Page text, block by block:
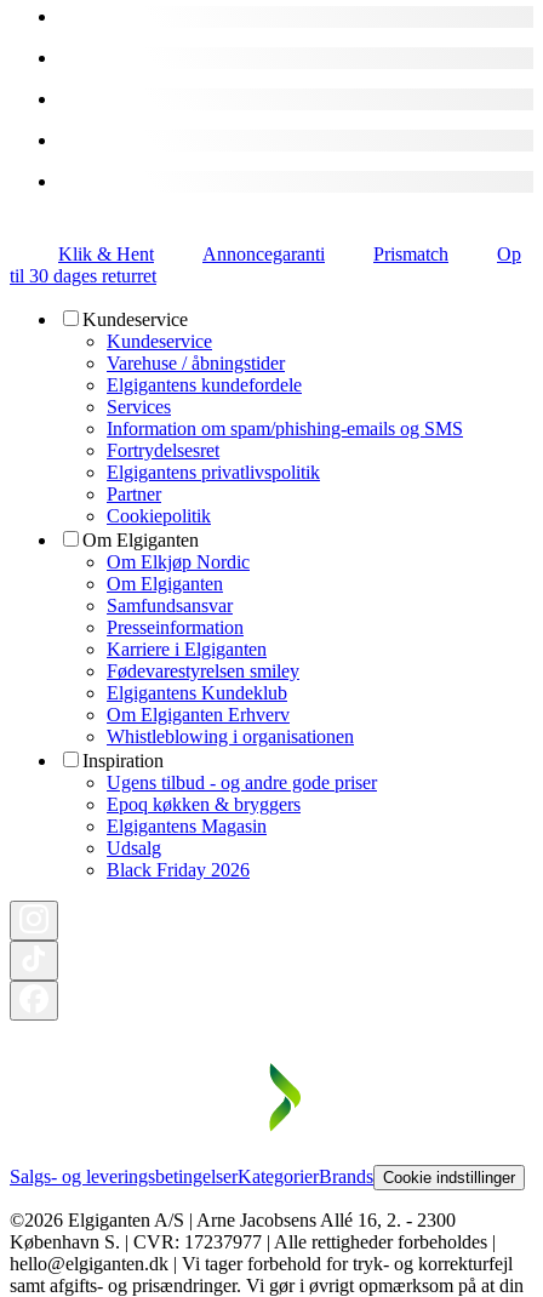
Klik & Hent Annoncegaranti Prismatch
Op
til 30 dages returret
Kundeservice
Kundeservice
Varehuse / åbningstider
Elgigantens kundefordele
Services
Information om spam/phishing-emails og SMS
Fortrydelsesret
Elgigantens privatlivspolitik
Partner
Cookiepolitik
Om Elgiganten
Om Elkjøp Nordic
Om Elgiganten
Samfundsansvar
Presseinformation
Karriere i Elgiganten
Fødevarestyrelsen smiley
Elgigantens Kundeklub
Om Elgiganten Erhverv
Whistleblowing i organisationen
Inspiration
Ugens tilbud - og andre gode priser
Epoq køkken & bryggers
Elgigantens Magasin
Udsalg
Black Friday 2026
Salgs- og leveringsbetingelserKategorierBrands Cookie indstillinger
©2026 Elgiganten A/S | Arne Jacobsens Allé 16, 2. - 2300
København S. | CVR: 17237977 | Alle rettigheder forbeholdes |
hello@elgiganten.dk | Vi tager forbehold for tryk- og korrekturfejl
samt afgifts- og prisændringer. Vi gør i øvrigt opmærksom på at din